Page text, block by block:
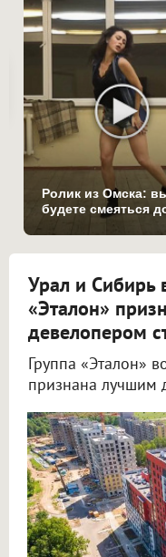
Ролик из Омска:
будете смеяться
Урал и Сибирь
«Эталон»
девелопером
Группа «Эталон»
признана лучшим